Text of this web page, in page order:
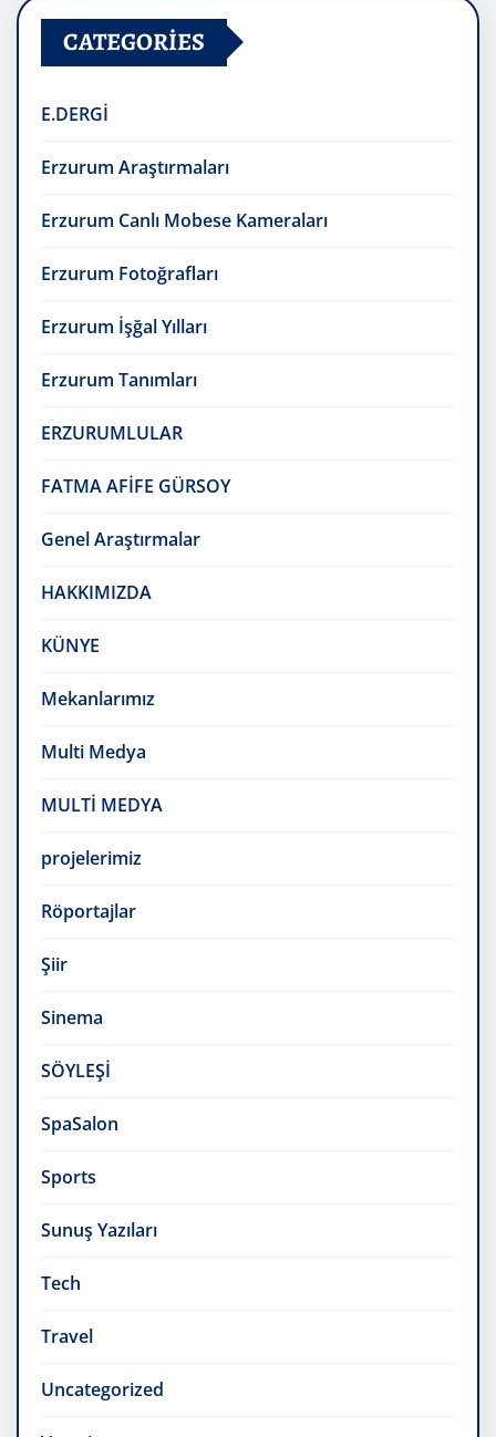
CATEGORIES
E.DERGİ
Erzurum Araştırmaları
Erzurum Canlı Mobese Kameraları
Erzurum Fotoğrafları
Erzurum İşğal Yılları
Erzurum Tanımları
ERZURUMLULAR
FATMA AFİFE GÜRSOY
Genel Araştırmalar
HAKKIMIZDA
KÜNYE
Mekanlarımız
Multi Medya
MULTİ MEDYA
projelerimiz
Röportajlar
Şiir
Sinema
SÖYLEŞİ
SpaSalon
Sports
Sunuş Yazıları
Tech
Travel
Uncategorized